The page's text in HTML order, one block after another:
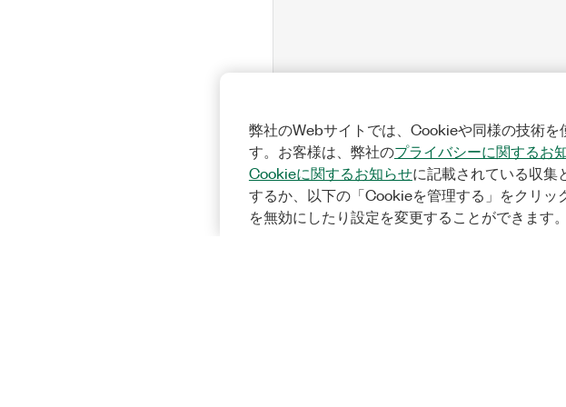
弊社のWebサイトでは、Cookieや同様の技術を
す。お客様は、弊社のプライバシーに関するお
Cookieに関するお知らせに記載されている収集
するか、以下の「Cookieを管理する」をクリッ
を無効にしたり設定を変更することができます。